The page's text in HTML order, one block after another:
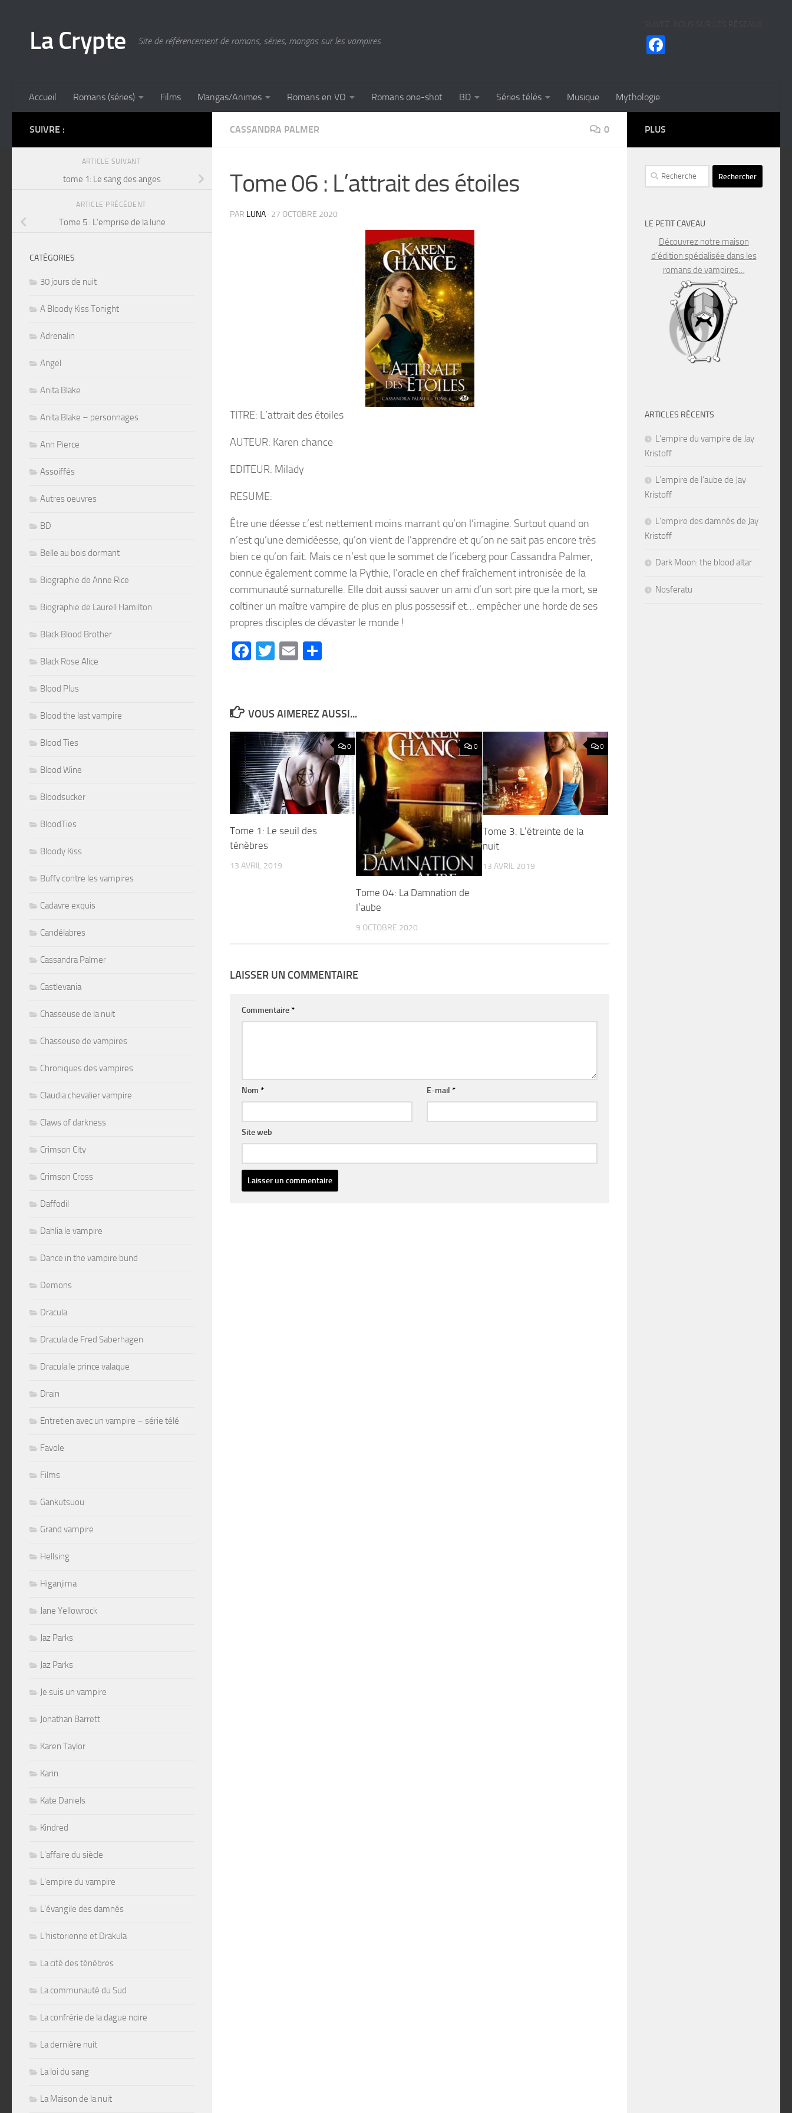
La Crypte Site de référencement de romans, séries, mangas sur les vampires
Accueil Romans (séries) Films Mangas/Animes Romans en VO Romans one-shot BD Séries télés Musique Mythologie
CASSANDRA PALMER 0
Tome 06 : L’attrait des étoiles
PAR LUNA · 27 OCTOBRE 2020
TITRE: L’attrait des étoiles
AUTEUR: Karen chance
EDITEUR: Milady
RESUME:
Être une déesse c’est nettement moins marrant qu’on l’imagine. Surtout quand on
n’est qu’une demidéesse, qu’on vient de l’apprendre et qu’on ne sait pas encore très
bien ce qu’on fait. Mais ce n’est que le sommet de l’iceberg pour Cassandra Palmer,
connue également comme la Pythie, l’oracle en chef fraîchement intronisée de la
communauté surnaturelle. Elle doit aussi sauver un ami d’un sort pire que la mort, se
coltiner un maître vampire de plus en plus possessif et… empêcher une horde de ses
propres disciples de dévaster le monde !
Facebook
Twitter
Email
VOUS AIMEREZ AUSSI...
0
Tome 1: Le seuil des
ténèbres
13 AVRIL 2019
0
Tome 04: La Damnation de
l’aube
9 OCTOBRE 2020
0
Tome 3: L’étreinte de la
nuit
13 AVRIL 2019
LAISSER UN COMMENTAIRE
Commentaire*
Nom * E-mail*
Site web
SUIVRE :
ARTICLE SUIVANT
tome 1: Le sang des anges
ARTICLE PRÉCÉDENT
Tome 5 : L’emprise de la lune
CATÉGORIES
30 jours de nuit
A Bloody Kiss Tonight
Adrenalin
Angel
Anita Blake
Anita Blake – personnages
Ann Pierce
Assoiffés
Autres oeuvres
BD
Belle au bois dormant
Biographie de Anne Rice
Biographie de Laurell Hamilton
Black Blood Brother
Black Rose Alice
Blood Plus
Blood the last vampire
Blood Ties
Blood Wine
Bloodsucker
BloodTies
Bloody Kiss
Buffy contre les vampires
Cadavre exquis
Candélabres
Cassandra Palmer
Castlevania
Chasseuse de la nuit
Chasseuse de vampires
Chroniques des vampires
Claudia chevalier vampire
Claws of darkness
Crimson City
Crimson Cross
Daffodil
Dahlia le vampire
Dance in the vampire bund
Demons
Dracula
Dracula de Fred Saberhagen
Dracula le prince valaque
Drain
Entretien avec un vampire – série télé
Favole
Films
Gankutsuou
Grand vampire
Hellsing
Higanjima
Jane Yellowrock
Jaz Parks
Jaz Parks
Je suis un vampire
Jonathan Barrett
Karen Taylor
Karin
Kate Daniels
Kindred
L'affaire du siècle
L'empire du vampire
L'évangile des damnés
L'historienne et Drakula
La cité des ténèbres
La communauté du Sud
La confrérie de la dague noire
La dernière nuit
La loi du sang
La Maison de la nuit
PLUS
Rechercher :
LE PETIT CAVEAU
Découvrez notre maison
d’édition spécialisée dans les
romans de vampires…
ARTICLES RÉCENTS
L’empire du vampire de Jay
Kristoff
L’empire de l’aube de Jay
Kristoff
L’empire des damnés de Jay
Kristoff
Dark Moon: the blood altar
Nosferatu